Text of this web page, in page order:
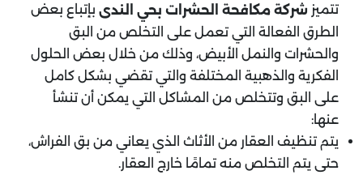
تتميز شركة مكافحة الحشرات بحي الندى بإتباع بعض
الطرق الفعالة التي تعمل على التخلص من البق
والحشرات والنمل الأبيض، وذلك من خلال بعض الحلول
الفكرية والذهبية المختلفة والتي تقضي بشكل كامل
على البق وتتخلص من المشاكل التي يمكن أن تنشأ
عنها:
يتم تنظيف العقار من الأثاث الذي يعاني من بق الفراش،
حتى يتم التخلص منه تمامًا خارج العقار.